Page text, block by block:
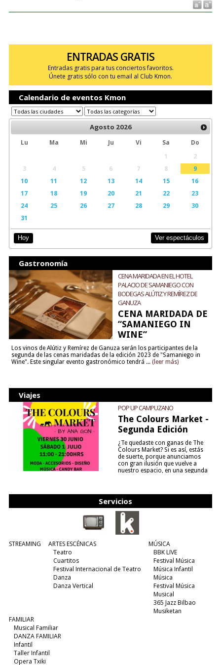
ENTRADAS GRATIS
Entradas gratis para tus conciertos favoritos.
Únete gratis sólo con tu email al Club Kmon.
Calendario de eventos Kmon
Agosto 2026
Lu Ma Mi Ju Vi Sa
Do
1
2
3
4 5 6 7 8
9
10
11 12 13 14 15
16
17
18 19 20 21 22
23
24
25 26 27 28 29
30
31
Hoy Ver espectáculos
Gastronomía
CENA MARIDADA EN EL HOTEL
PALACIO DE SAMANIEGO CON
BODEGAS ALÚTIZ Y REMÍREZ DE
GANUZA
CENA MARIDADA DE
“SAMANIEGO IN
WINE”
Los vinos de Alútiz y Remírez de Ganuza serán los participantes de la
segunda de las cenas maridadas de la edición 2023 de "Samaniego in
Wine". Este singular evento gastronómico tendrá ... (leer más)
Viajes
POP UP CAMPUZANO
The Colours Market -
Segunda Edición
¿Te quedaste con ganas de The
Colours Market? Si es así, estás
de suerte, porque anunciamos
con gran ilusión que vuelve a
nuestro espacio, en una segunda
Servicios
STREAMING
ARTES ESCÉNICAS
Teatro
Cuartitos
Festival Internacional de Teatro
Danza
Danza Vertical
MÚSICA
BBK LIVE
Festival Música
Música Infantil
Música
Festival Música
Musical
365 Jazz Bilbao
Musiketan
FAMILIAR
Musical Familiar
DANZA FAMILIAR
Infantil
Taller Infantil
Opera Txiki